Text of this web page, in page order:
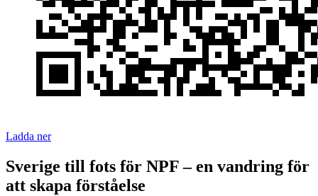
Ladda ner
Sverige till fots för NPF – en vandring för
att skapa förståelse